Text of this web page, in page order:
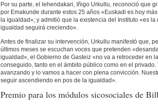
Por su parte, el lehendakari, Iñigo Urkullu, reconoció que
por Emakunde durante estos 25 años «Euskadi es hoy
la igualdad»; y admitió que la existencia del Instituto «es
igualdad seguirá creciendo».
Antes de finalizar su intervención, Urkullu manifestó que,
últimos meses se escuchan voces que pretenden
igualdad», el Gobierno de Gasteiz «no va a retroceder en
conseguido, tanto en el ámbito público como en el privado.
avanzando y lo vamos a hacer con plena convicción.
seguir ascendiendo en pos de la igualdad».
Premio para los módulos sicosociales de